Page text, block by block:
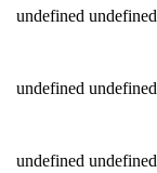
undefined undefined
undefined undefined
undefined undefined